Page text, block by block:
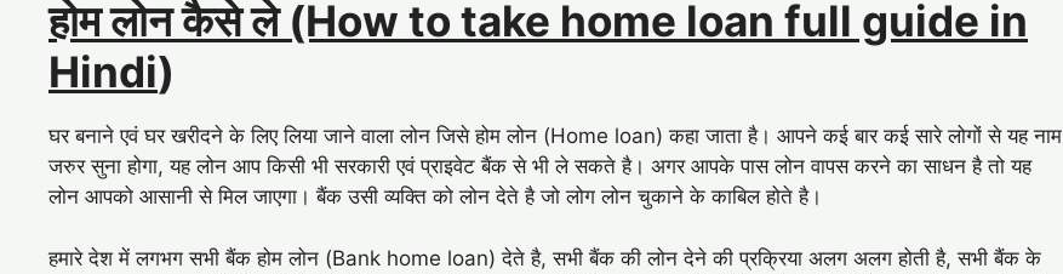
होम लोन कैसे ले (How to take home loan full guide in
Hindi)
घर बनाने एवं घर खरीदने के लिए लिया जाने वाला लोन जिसे होम लोन (Home loan) कहा जाता है। आपने कई बार कई सारे लोगों से यह नाम
जरुर सुना होगा, यह लोन आप किसी भी सरकारी एवं प्राइवेट बैंक से भी ले सकते है। अगर आपके पास लोन वापस करने का साधन है तो यह
लोन आपको आसानी से मिल जाएगा। बैंक उसी व्यक्ति को लोन देते है जो लोग लोन चुकाने के काबिल होते है।
हमारे देश में लगभग सभी बैंक होम लोन (Bank home loan) देते है, सभी बैंक की लोन देने की प्रक्रिया अलग अलग होती है, सभी बैंक के